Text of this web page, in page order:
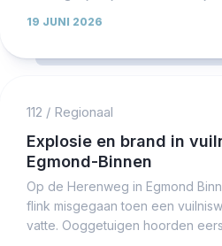
19 JUNI 2026
112 / Regionaal
Explosie en brand in
Egmond-Binnen
Op de Herenweg in Egmond
flink misgegaan toen een
vatte. Ooggetuigen hoorden